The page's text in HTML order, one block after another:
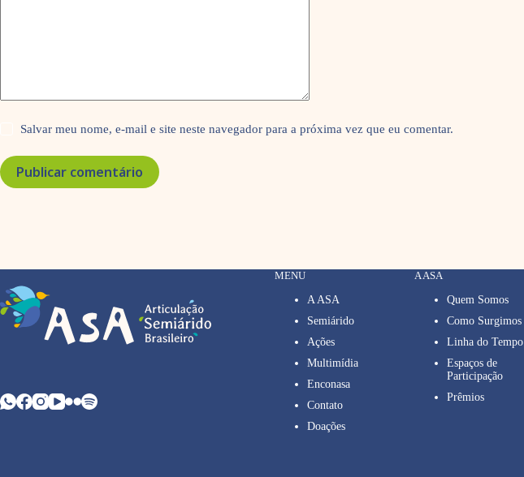
Salvar meu nome, e-mail e site neste navegador para a próxima vez que eu comentar.
Publicar comentário
MENU
A ASA
Semiárido
Ações
Multimídia
Enconasa
Contato
Doações
A ASA
Quem Somos
Como Surgimos
Linha do Tempo
Espaços de
Participação
Prêmios